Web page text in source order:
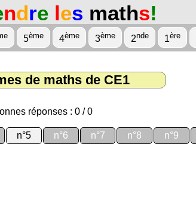
ndre les maths!
5ème 4ème 3ème 2nde 1ère
de maths de CE1
réponses : 0 / 0
n°5 n°6 n°7 n°8 n°9